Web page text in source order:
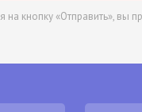
на кнопку «Отправить», вы